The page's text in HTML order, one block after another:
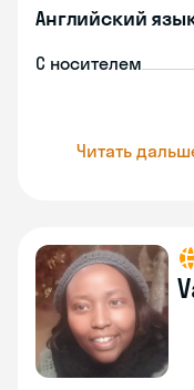
Английский
С носителем
Читать